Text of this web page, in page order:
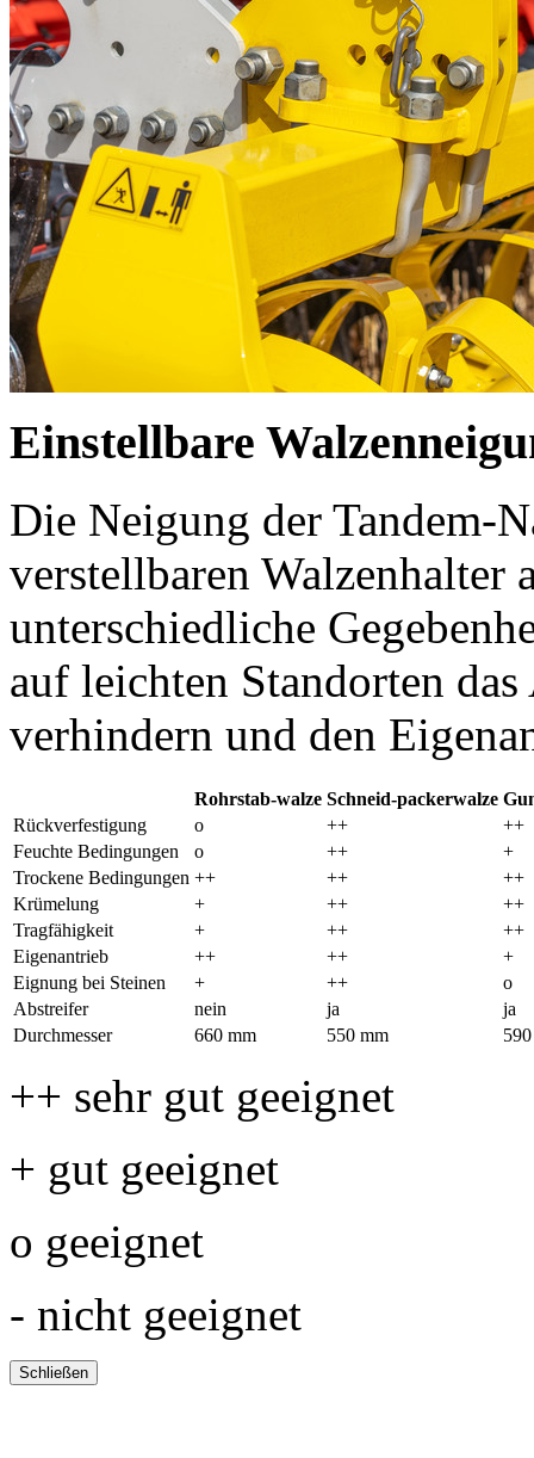
Einstellbare
Die Neigung der Tandem-
verstellbaren Walzenhalter
unterschiedliche
auf leichten Standorten
verhindern und den
Rohrstab-walze Schneid-packerwalze
Rückverfestigung
o ++
++
Feuchte Bedingungen
o ++
+
Trockene Bedingungen ++ ++
++
Krümelung
+ ++
++
Tragfähigkeit
+ ++
++
Eigenantrieb
++ ++
+
Eignung bei Steinen
+ ++
o
Abstreifer
nein ja
ja
Durchmesser
660 mm 550 mm
++ sehr gut geeignet
+ gut geeignet
o geeignet
- nicht geeignet
Schließen